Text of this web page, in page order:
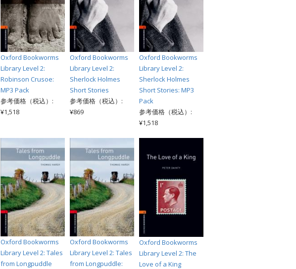
Oxford Bookworms
Library Level 2:
Robinson Crusoe:
MP3 Pack
参考価格（税込）:
¥1,518
Oxford Bookworms
Library Level 2:
Sherlock Holmes
Short Stories
参考価格（税込）:
¥869
Oxford Bookworms
Library Level 2:
Sherlock Holmes
Short Stories: MP3
Pack
参考価格（税込）:
¥1,518
Oxford Bookworms
Library Level 2: Tales
from Longpuddle
Oxford Bookworms
Library Level 2: Tales
from Longpuddle:
Oxford Bookworms
Library Level 2: The
Love of a King